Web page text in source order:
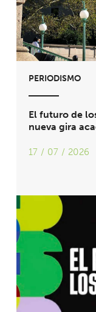
PERIODISMO
El futuro de
nueva gira
17 / 07 / 2026